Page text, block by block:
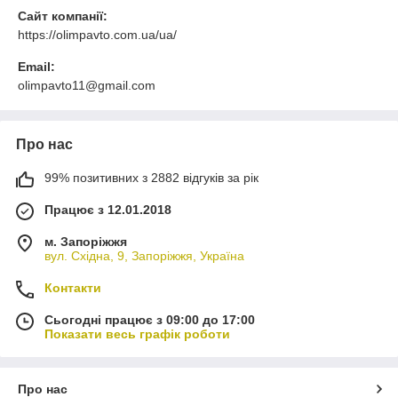
Сайт компанії:
https://olimpavto.com.ua/ua/
Email:
olimpavto11@gmail.com
Про нас
99% позитивних з 2882 відгуків за рік
Працює з 12.01.2018
м. Запоріжжя
вул. Східна, 9, Запоріжжя, Україна
Контакти
Сьогодні працює з 09:00 до 17:00
Показати весь графік роботи
Про нас